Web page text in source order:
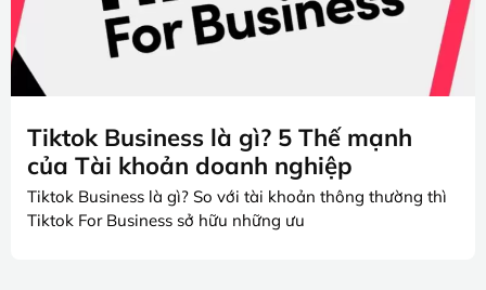
Tiktok Business là gì? 5 Thế mạnh
của Tài khoản doanh nghiệp
Tiktok Business là gì? So với tài khoản thông thường thì
Tiktok For Business sở hữu những ưu